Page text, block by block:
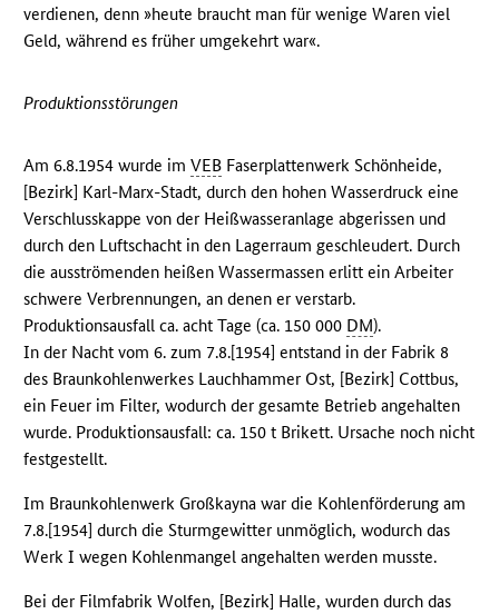
verdienen, denn »heute braucht man für wenige Waren viel
Geld, während es früher umgekehrt war«.
Produktionsstörungen
Am 6.8.1954 wurde imVEB Faserplattenwerk Schönheide,
[Bezirk] Karl-Marx-Stadt, durch den hohen Wasserdruck eine
Verschlusskappe von der Heißwasseranlage abgerissen und
durch den Luftschacht in den Lagerraum geschleudert. Durch
die ausströmenden heißen Wassermassen erlitt ein Arbeiter
schwere Verbrennungen, an denen er verstarb.
Produktionsausfall ca. acht Tage (ca. 150 000 DM).
In der Nacht vom 6. zum 7.8.[1954] entstand in der Fabrik 8
des Braunkohlenwerkes Lauchhammer Ost, [Bezirk] Cottbus,
ein Feuer im Filter, wodurch der gesamte Betrieb angehalten
wurde. Produktionsausfall: ca. 150 t Brikett. Ursache noch nicht
festgestellt.
Im Braunkohlenwerk Großkayna war die Kohlenförderung am
7.8.[1954] durch die Sturmgewitter unmöglich, wodurch das
Werk I wegen Kohlenmangel angehalten werden musste.
Bei der Filmfabrik Wolfen, [Bezirk] Halle, wurden durch das